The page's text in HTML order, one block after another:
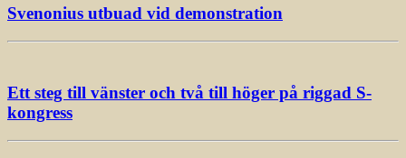
Svenonius utbuad vid demonstration
Ett steg till vänster och två till höger på riggad S-
kongress